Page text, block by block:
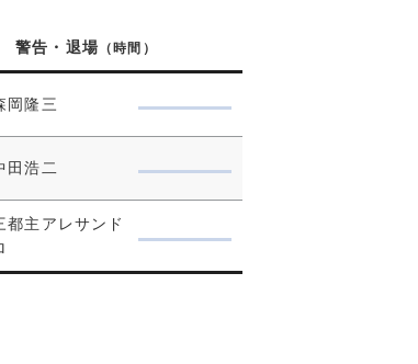
警告・退場 （時間）
岡隆三
田浩二
都主アレサンド